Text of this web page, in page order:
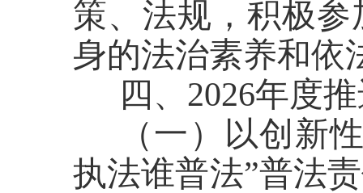
策、 法规，积极
身的法治素养和依
四、 2026年度
（一）以创新
执法谁普法”普法